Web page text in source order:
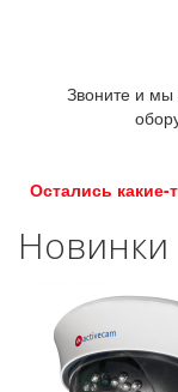
Звоните и
Остались какие-
Новинки